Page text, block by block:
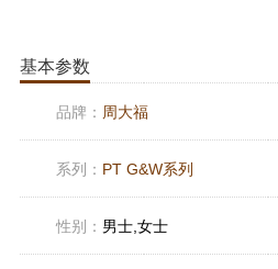
基本参数
品牌： 周大福
系列： PT G&W系列
性别： 男士,女士